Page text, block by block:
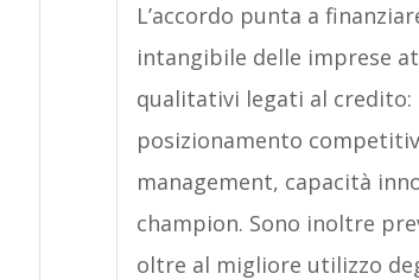
L’accordo punta a
intangibile delle imprese
qualitativi legati al
posizionamento
management, capacità
champion. Sono inoltre
oltre al migliore utilizzo